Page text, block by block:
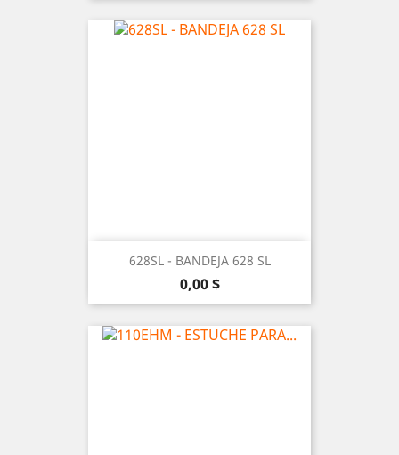
628SL - BANDEJA 628 SL
Precio
0,00 $